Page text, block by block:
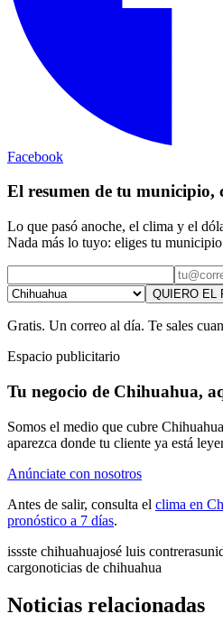
Facebook
El resumen de tu municipio,
Lo que pasó anoche, el clima y el
Nada más lo tuyo: eliges tu
QUIERO EL
Gratis. Un correo al día. Te sales
Espacio publicitario
Tu negocio de Chihuahua,
Somos el medio que cubre
aparezca donde tu cliente ya está
Anúnciate con nosotros
Antes de salir, consulta el clima en
pronóstico a 7 días.
issste chihuahuajosé luis contreras
cargonoticias de chihuahua
Noticias relacionadas